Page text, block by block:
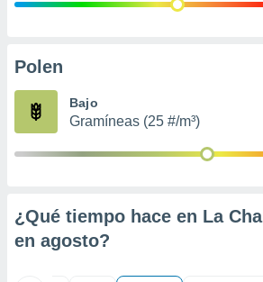
e
publicidad
Polen
Bajo
Gramíneas (25 #/m³)
¿Qué tiempo hace en La
en agosto?